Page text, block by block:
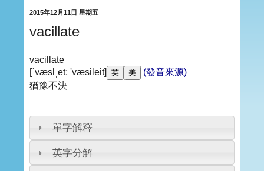
2015年12月11日 星期五
vacillate
vacillate
[`væslˌet; 'væsileit]
(發音來源)
猶豫不決
單字解釋
英字分解